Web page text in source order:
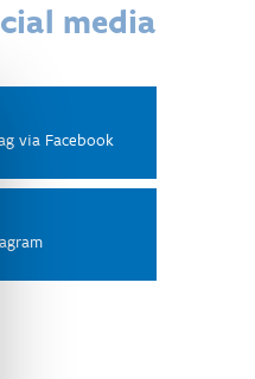
media
via Facebook